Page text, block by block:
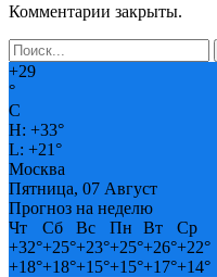
Комментарии закрыты.
+29
°
C
H: +33°
L: +21°
Москва
Пятница, 07 Август
Прогноз на неделю
Чт
Сб Вс Пн Вт
Ср
+32°+25°+23°+25°+26°+22°
+18°+18°+15°+15°+17°+14°